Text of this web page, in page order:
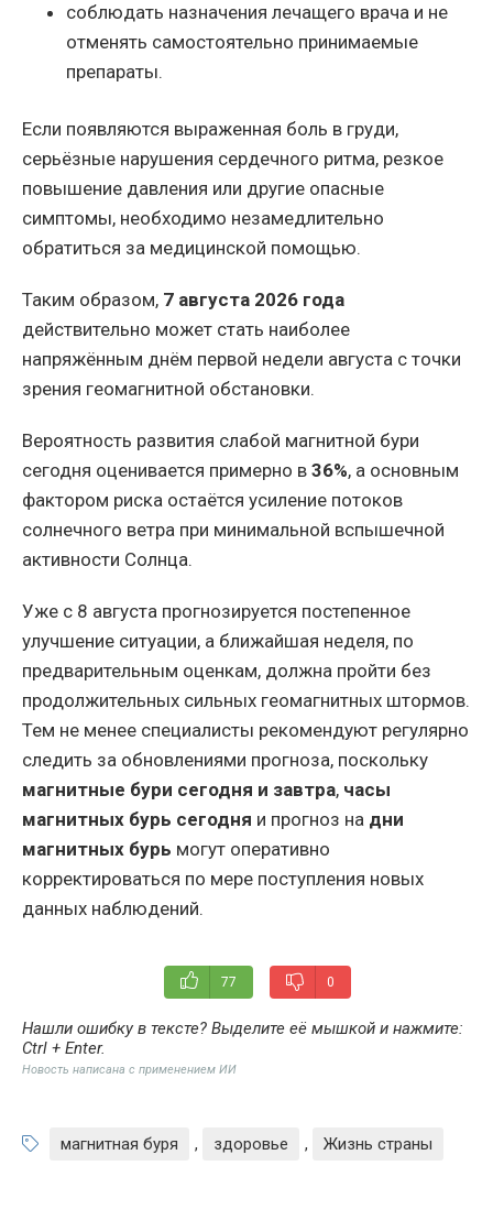
соблюдать назначения лечащего врача и не
отменять самостоятельно принимаемые
препараты.
Если появляются выраженная боль в груди,
серьёзные нарушения сердечного ритма, резкое
повышение давления или другие опасные
симптомы, необходимо незамедлительно
обратиться за медицинской помощью.
Таким образом, 7 августа 2026 года
действительно может стать наиболее
напряжённым днём первой недели августа с точки
зрения геомагнитной обстановки.
Вероятность развития слабой магнитной бури
сегодня оценивается примерно в 36%, а основным
фактором риска остаётся усиление потоков
солнечного ветра при минимальной вспышечной
активности Солнца.
Уже с 8 августа прогнозируется постепенное
улучшение ситуации, а ближайшая неделя, по
предварительным оценкам, должна пройти без
продолжительных сильных геомагнитных штормов.
Тем не менее специалисты рекомендуют регулярно
следить за обновлениями прогноза, поскольку
магнитные бури сегодня и завтра, часы
магнитных бурь сегодня и прогноз на дни
магнитных бурь могут оперативно
корректироваться по мере поступления новых
данных наблюдений.
77 0
Нашли ошибку в тексте? Выделите её мышкой и нажмите:
Ctrl + Enter.
Новость написана с применением ИИ
магнитная буря , здоровье , Жизнь страны